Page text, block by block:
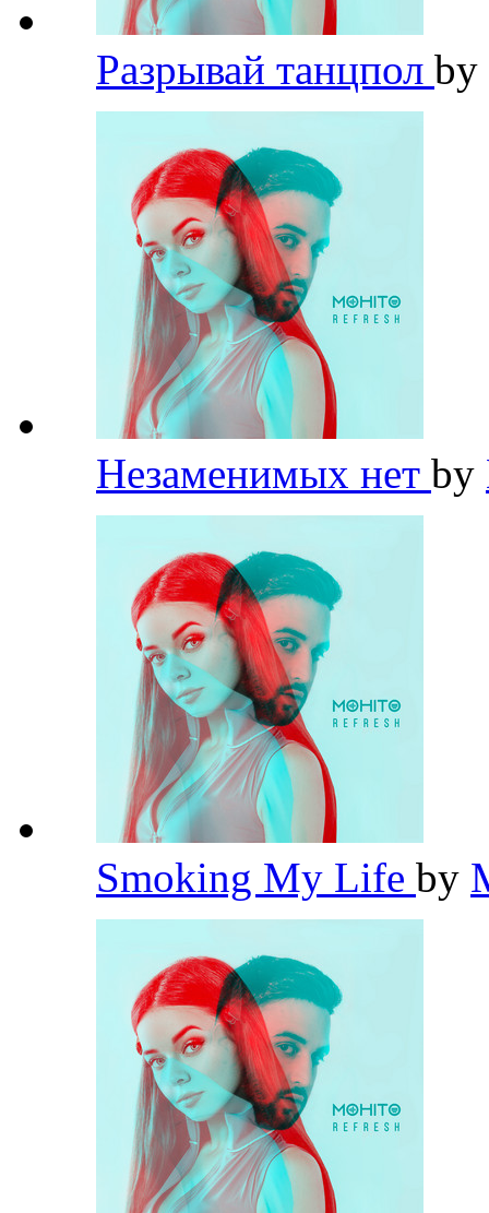
Разрывай танцпол by
Незаменимых нет by
Smoking My Life by